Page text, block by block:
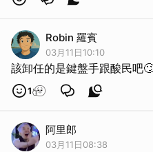
Robin 羅賓
03月11日10:10
該卸任的是鍵盤手跟酸民吧
1
阿里郎
03月11日08:38